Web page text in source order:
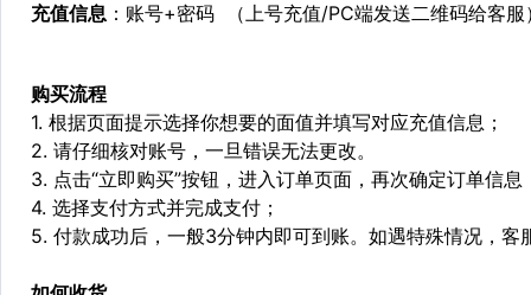
充值信息 ：账号+密码 （上号充值/PC端发送二维码给客服
购买流程
1. 根据页面提示选择你想要的面值并填写对应充值信息；
2. 请仔细核对账号，一旦错误无法更改。
3. 点击“立即购买”按钮，进入订单页面，再次确定订单信息
4. 选择支付方式并完成支付；
5. 付款成功后，一般3分钟内即可到账。如遇特殊情况，